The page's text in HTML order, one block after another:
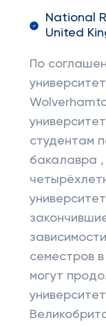
National
United
По
студентам
бакалавра ,
семестров
могут